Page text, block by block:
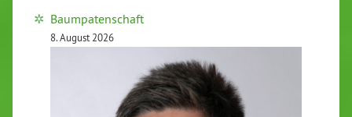
Baumpatenschaft
8. August 2026